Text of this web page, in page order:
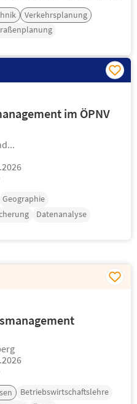
Verkehrsplanung
im ÖPNV
Geographie
Datenanalyse
Betriebswirtschaftslehre